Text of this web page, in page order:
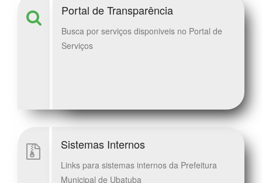
Portal de Transparência
Busca por serviços disponiveis no Portal de
Serviços
Sistemas Internos
Links para sistemas internos da Prefeitura
Municipal de Ubatuba